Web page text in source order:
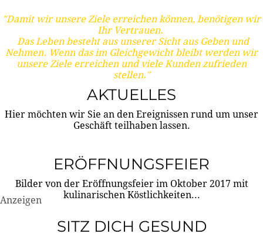
"Damit wir unsere Ziele erreichen können, benötigen wir
Ihr Vertrauen.
Das Leben besteht aus unserer Sicht aus Geben und
Nehmen. Wenn das im Gleichgewicht bleibt werden wir
unsere Ziele erreichen und viele Kunden zufrieden
stellen."
AKTUELLES
Hier möchten wir Sie an den Ereignissen rund um unser
Geschäft teilhaben lassen.
ERÖFFNUNGSFEIER
Bilder von der Eröffnungsfeier im Oktober 2017 mit
kulinarischen Köstlichkeiten...
Anzeigen
SITZ DICH GESUND